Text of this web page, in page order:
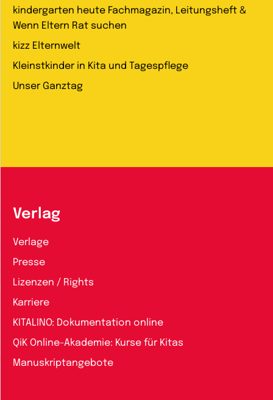
kindergarten heute Fachmagazin, Leitungsheft &
Wenn Eltern Rat suchen
kizz Elternwelt
Kleinstkinder in Kita und Tagespflege
Unser Ganztag
Verlag
Verlage
Presse
Lizenzen / Rights
Karriere
KITALINO: Dokumentation online
QiK Online-Akademie: Kurse für Kitas
Manuskriptangebote